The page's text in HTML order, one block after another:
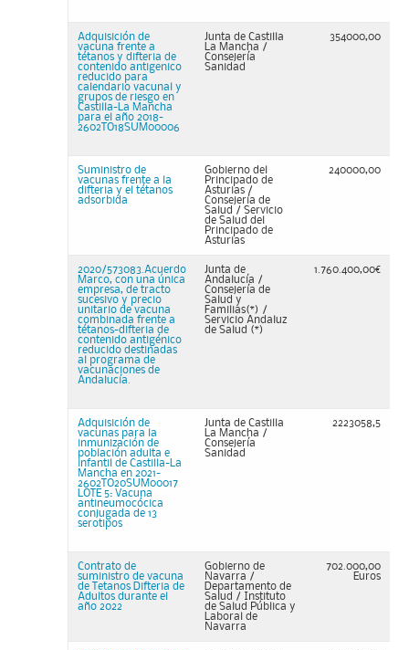
Adquisición de
vacuna frente a
tétanos y difteria de
contenido antigenico
reducido para
calendario vacunal y
grupos de riesgo en
Castilla-La Mancha
para el año 2018-
2602TO18SUM00006
Junta de Castilla
La Mancha /
Consejería
Sanidad
354000,00
Suministro de
vacunas frente a la
difteria y el tétanos
adsorbida
Gobierno del
Principado de
Asturias /
Consejería de
Salud / Servicio
de Salud del
Principado de
Asturias
240000,00
2020/573083.Acuerdo
Marco, con una única
empresa, de tracto
sucesivo y precio
unitario de vacuna
combinada frente a
tétanos-difteria de
contenido antigénico
reducido destinadas
al programa de
vacunaciones de
Andalucía.
Junta de
Andalucía /
Consejería de
Salud y
Familias(*) /
Servicio Andaluz
de Salud (*)
1.760.400,00€
Adquisición de
vacunas para la
inmunización de
población adulta e
infantil de Castilla-La
Mancha en 2021-
2602TO20SUM00017
LOTE 5: Vacuna
antineumocócica
conjugada de 13
serotipos
Junta de Castilla
La Mancha /
Consejería
Sanidad
2223058,5
Contrato de
suministro de vacuna
de Tetanos Difteria de
Adultos durante el
año 2022
Gobierno de
Navarra /
Departamento de
Salud / Instituto
de Salud Pública y
Laboral de
Navarra
702.000,00
Euros